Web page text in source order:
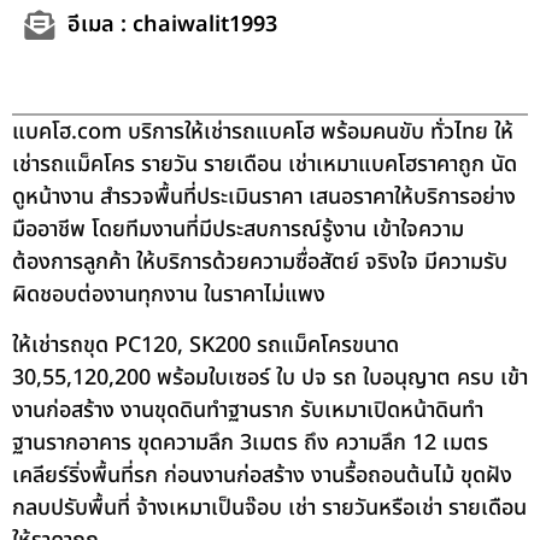
อีเมล : chaiwalit1993
แบคโฮ.com บริการให้เช่ารถแบคโฮ พร้อมคนขับ ทั่วไทย ให้
เช่ารถแม็คโคร รายวัน รายเดือน เช่าเหมาแบคโฮราคาถูก นัด
ดูหน้างาน สำรวจพื้นที่ประเมินราคา เสนอราคาให้บริการอย่าง
มืออาชีพ โดยทีมงานที่มีประสบการณ์รู้งาน เข้าใจความ
ต้องการลูกค้า ให้บริการด้วยความซื่อสัตย์ จริงใจ มีความรับ
ผิดชอบต่องานทุกงาน ในราคาไม่แพง
ให้เช่ารถขุด PC120, SK200 รถแม็คโครขนาด
30,55,120,200 พร้อมใบเซอร์ ใบ ปจ รถ ใบอนุญาต ครบ เข้า
งานก่อสร้าง งานขุดดินทำฐานราก รับเหมาเปิดหน้าดินทำ
ฐานรากอาคาร ขุดความลึก 3เมตร ถึง ความลึก 12 เมตร
เคลียร์ริ่งพื้นที่รก ก่อนงานก่อสร้าง งานรื้อถอนต้นไม้ ขุดฝัง
กลบปรับพื้นที่ จ้างเหมาเป็นจ๊อบ เช่า รายวันหรือเช่า รายเดือน